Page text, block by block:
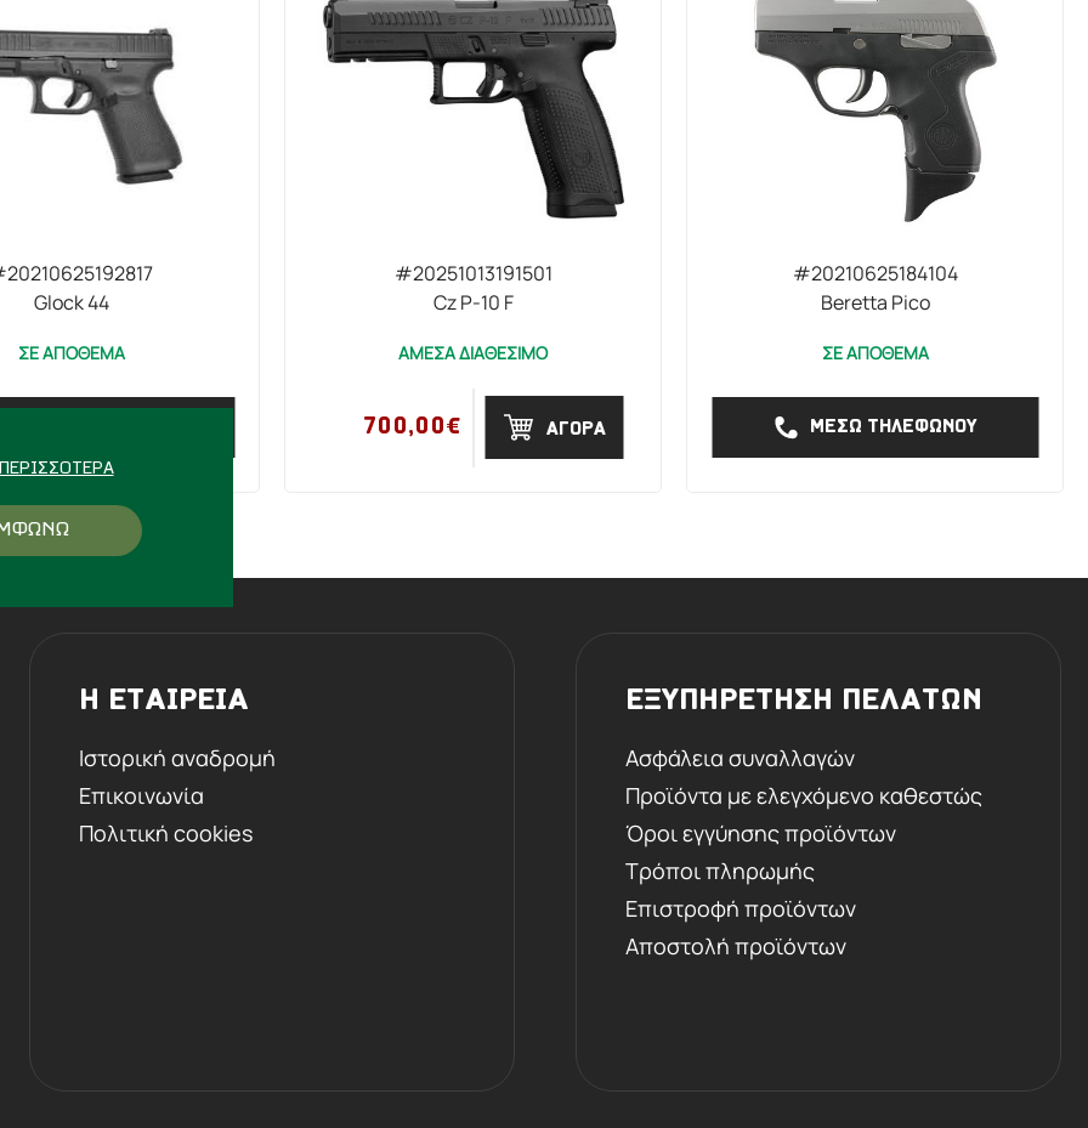
Glock 44
ΣΕ ΑΠΟΘΕΜΑ
#20251013191501
Cz P-10 F
ΑΜΕΣΑ ΔΙΑΘΕΣΙΜΟ
700,00€ ΑΓΟΡΑ
#20210625184104
Beretta Pico
ΣΕ ΑΠΟΘΕΜΑ
ΜΕΣΩ ΤΗΛΕΦΩΝΟΥ
Η ΕΤΑΙΡΕΙΑ
Ιστορική αναδρομή
Επικοινωνία
Πολιτική cookies
ΕΞΥΠΗΡΕΤΗΣΗ ΠΕΛΑΤΩΝ
Ασφάλεια συναλλαγών
Προϊόντα με ελεγχόμενο καθεστώς
Όροι εγγύησης προϊόντων
Τρόποι πληρωμής
Επιστροφή προϊόντων
Αποστολή προϊόντων